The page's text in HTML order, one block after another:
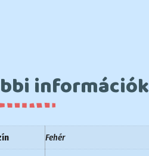
információk
Fehér